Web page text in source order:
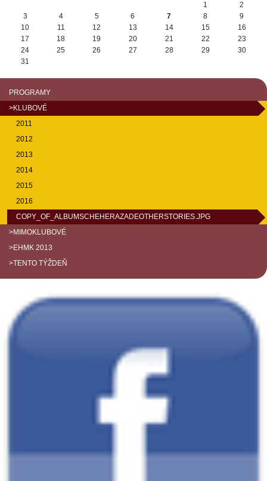
1
2
3
4 5 6 7 8
9
10
11 12 13 14 15
16
17
18 19 20 21 22
23
24
25 26 27 28 29
30
31
PROGRAMY
>KLUBOVÉ
2011
2012
2013
2014
2015
2016
COPY_OF_ALBUMSCHEHERAZADEOTHERSTORIES.JPG
>MIMOKLUBOVÉ
>EHMK 2013
>TENTO TÝŽDEŇ